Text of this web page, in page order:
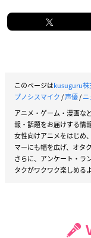
このページはkusuguru株
プノシスマイク/声優/ニ
アニメ・ゲーム・漫画な
報・話題をお届けする情
女性向けアニメをはじめ
マーにも幅を広げ、オタ
さらに、アンケート・ラ
タクがワクワク楽しめる